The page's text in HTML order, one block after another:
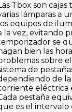
Tbox son
lámparas a
equipos de
la vez, evitando
se
bien las
sobre
de
de la
eléctrica
pestaña
es el intervalo